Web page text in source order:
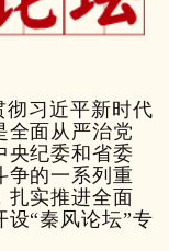
习近平新时代
全面从严治党
央纪委和省委
争的一系列重
扎实推进全面
设“秦风论坛”专